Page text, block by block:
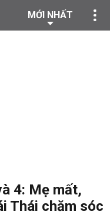
MỚI NHẤT
4: Mẹ mất,
Thái chăm sóc